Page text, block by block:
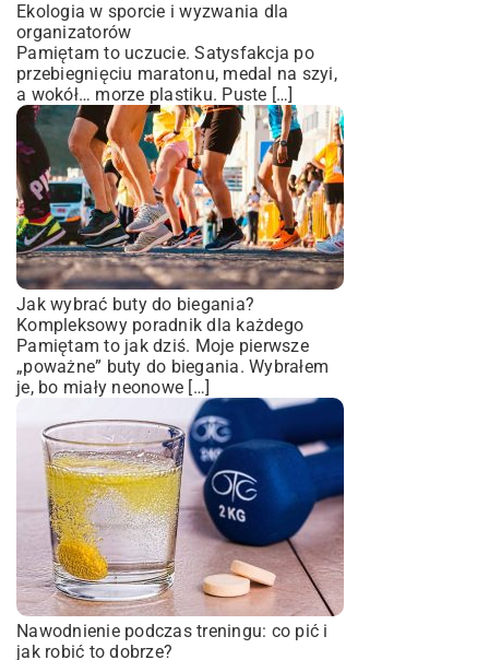
Ekologia w sporcie i wyzwania dla
organizatorów
Pamiętam to uczucie. Satysfakcja po
przebiegnięciu maratonu, medal na szyi,
a wokół… morze plastiku. Puste […]
Jak wybrać buty do biegania?
Kompleksowy poradnik dla każdego
Pamiętam to jak dziś. Moje pierwsze
„poważne” buty do biegania. Wybrałem
je, bo miały neonowe […]
Nawodnienie podczas treningu: co pić i
jak robić to dobrze?